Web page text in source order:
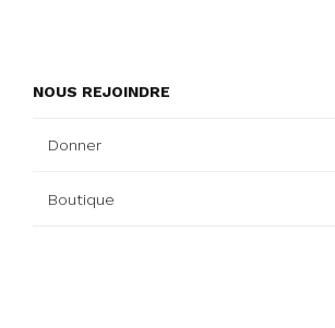
NOUS REJOINDRE
Donner
Boutique